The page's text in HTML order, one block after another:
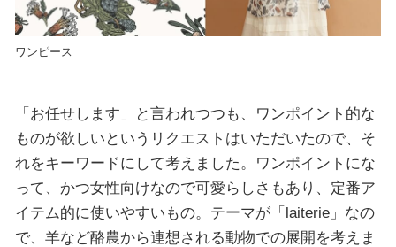
ワンピース
「お任せします」と言われつつも、ワンポイント的な
ものが欲しいというリクエストはいただいたので、そ
れをキーワードにして考えました。ワンポイントにな
って、かつ女性向けなので可愛らしさもあり、定番ア
イテム的に使いやすいもの。テーマが「laiterie」なの
で、羊など酪農から連想される動物での展開を考えま